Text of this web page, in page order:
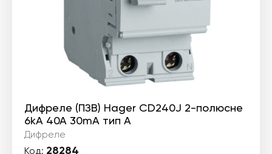
Дифреле (ПЗВ) Hager CD240J 2-полюсне
6kА 40А 30mA тип А
Дифреле
Код: 28284